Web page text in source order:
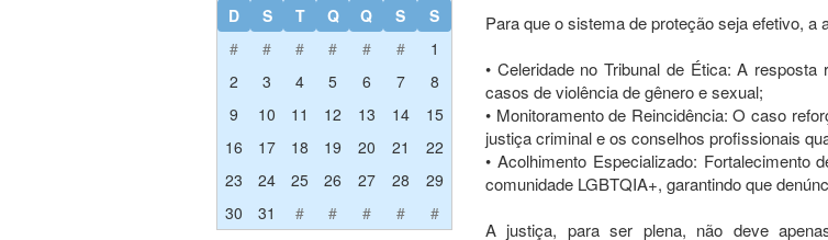
D
S T Q Q S
S
#
# # # # #
1
2
3 4 5 6 7
8
9
10 11 12 13 14
15
16
17 18 19 20 21
22
23
24 25 26 27 28
29
30
31 # # # # #
Para que o sistema de proteção seja efetivo,
• Celeridade no Tribunal de Ética: A
casos de violência de gênero e sexual;
• Monitoramento de Reincidência: O caso
justiça criminal e os conselhos profissionais
• Acolhimento Especializado: Fortalecimento
comunidade LGBTQIA+, garantindo que
A justiça, para ser plena, não deve